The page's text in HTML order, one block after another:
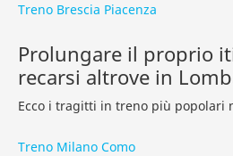
Treno Brescia Piacenza
Prolungare il proprio
recarsi altrove in
Ecco i tragitti in treno più popolari
Treno Milano Como